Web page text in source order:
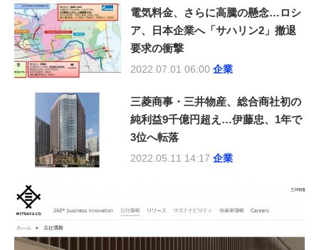
電気料金、さらに高騰の懸念…ロシ
ア、日本企業へ「サハリン2」撤退
要求の衝撃
2022.07.01 06:00 企業
三菱商事・三井物産、総合商社初の
純利益9千億円超え…伊藤忠、1年で
3位へ転落
2022.05.11 14:17 企業